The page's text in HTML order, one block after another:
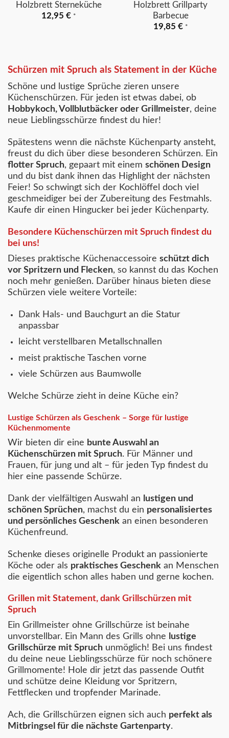
Holzbrett Sterneküche
12,95 € *
Holzbrett Grillparty
Barbecue
19,85 € *
Schürzen mit Spruch als Statement in der Küche
Schöne und lustige Sprüche zieren unsere
Küchenschürzen. Für jeden ist etwas dabei, ob
Hobbykoch, Vollblutbäcker oder Grillmeister, deine
neue Lieblingsschürze findest du hier!
Spätestens wenn die nächste Küchenparty ansteht,
freust du dich über diese besonderen Schürzen. Ein
flotter Spruch, gepaart mit einem schönen Design
und du bist dank ihnen das Highlight der nächsten
Feier! So schwingt sich der Kochlöffel doch viel
geschmeidiger bei der Zubereitung des Festmahls.
Kaufe dir einen Hingucker bei jeder Küchenparty.
Besondere Küchenschürzen mit Spruch findest du
bei uns!
Dieses praktische Küchenaccessoire schützt dich
vor Spritzern und Flecken, so kannst du das Kochen
noch mehr genießen. Darüber hinaus bieten diese
Schürzen viele weitere Vorteile:
Dank Hals- und Bauchgurt an die Statur
anpassbar
leicht verstellbaren Metallschnallen
meist praktische Taschen vorne
viele Schürzen aus Baumwolle
Welche Schürze zieht in deine Küche ein?
Lustige Schürzen als Geschenk – Sorge für lustige
Küchenmomente
Wir bieten dir eine bunte Auswahl an
Küchenschürzen mit Spruch. Für Männer und
Frauen, für jung und alt – für jeden Typ findest du
hier eine passende Schürze.
Dank der vielfältigen Auswahl an
lustigen und
schönen Sprüchen, machst du ein personalisiertes
und persönliches Geschenk an einen besonderen
Küchenfreund.
Schenke dieses originelle Produkt an passionierte
Köche oder als praktisches Geschenk an Menschen
die eigentlich schon alles haben und gerne kochen.
Grillen mit Statement, dank Grillschürzen mit
Spruch
Ein Grillmeister ohne Grillschürze ist beinahe
unvorstellbar. Ein Mann des Grills ohne
lustige
Grillschürze mit Spruch unmöglich! Bei uns findest
du deine neue Lieblingsschürze für noch schönere
Grillmomente! Hole dir jetzt das passende Outfit
und schütze deine Kleidung vor Spritzern,
Fettflecken und tropfender Marinade.
Ach, die Grillschürzen eignen sich auch perfekt als
Mitbringsel für die nächste Gartenparty.